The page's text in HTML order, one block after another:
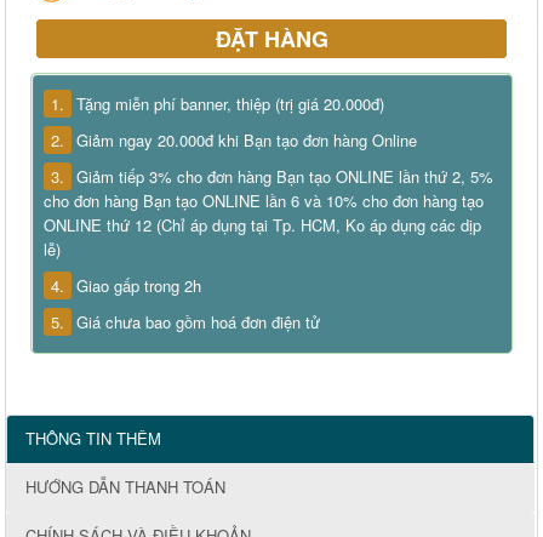
ĐẶT HÀNG
1. Tặng miễn phí banner, thiệp (trị giá 20.000đ)
2. Giảm ngay 20.000đ khi Bạn tạo đơn hàng Online
3. Giảm tiếp 3% cho đơn hàng Bạn tạo ONLINE lần thứ 2, 5%
cho đơn hàng Bạn tạo ONLINE lần 6 và 10% cho đơn hàng tạo
ONLINE thứ 12 (Chỉ áp dụng tại Tp. HCM, Ko áp dụng các dịp
lễ)
4. Giao gấp trong 2h
5. Giá chưa bao gồm hoá đơn điện tử
THÔNG TIN THÊM
HƯỚNG DẪN THANH TOÁN